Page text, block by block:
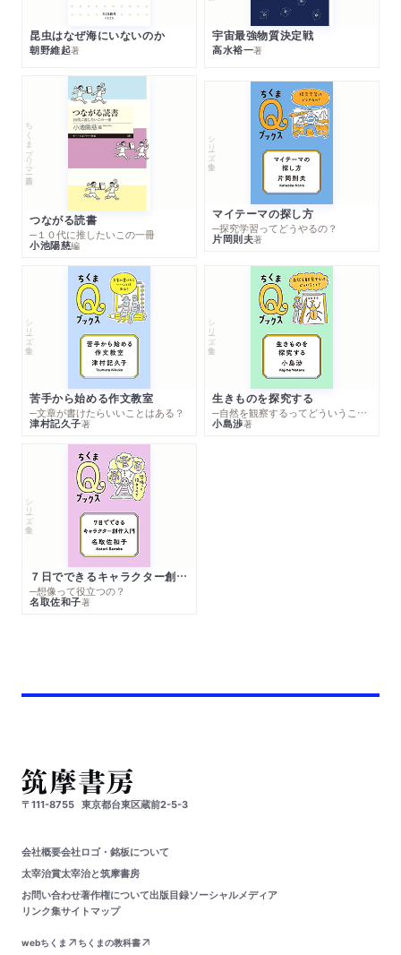
昆虫はなぜ海にいないのか
朝野維起著
宇宙最強物質決定戦
高水裕一著
ちくまプリマー新書
つながる読書
─１０代に推したいこの一冊
小池陽慈編
シリーズ・全集
マイテーマの探し方
─探究学習ってどうやるの？
片岡則夫著
シリーズ・全集
苦手から始める作文教室
─文章が書けたらいいことはある？
津村記久子著
シリーズ・全集
生きものを探究する
─自然を観察するってどういうこと？
小島渉著
シリーズ・全集
７日でできるキャラクター創作入門
─想像って役立つの？
名取佐和子著
〒111-8755 東京都台東区蔵前2-5-3
会社概要会社ロゴ・銘板について
太宰治賞太宰治と筑摩書房
お問い合わせ著作権について出版目録ソーシャルメディア
リンク集サイトマップ
webちくま ちくまの教科書